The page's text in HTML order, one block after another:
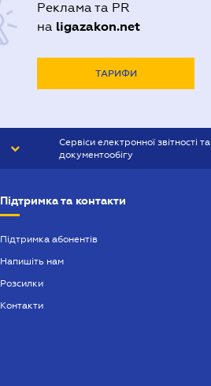
Реклама та PR
на ligazakon.net
ТАРИФИ
Сервіси електронної звітності та
документообігу
Підтримка та контакти
Підтримка абонентів
Напишіть нам
Розсилки
Контакти